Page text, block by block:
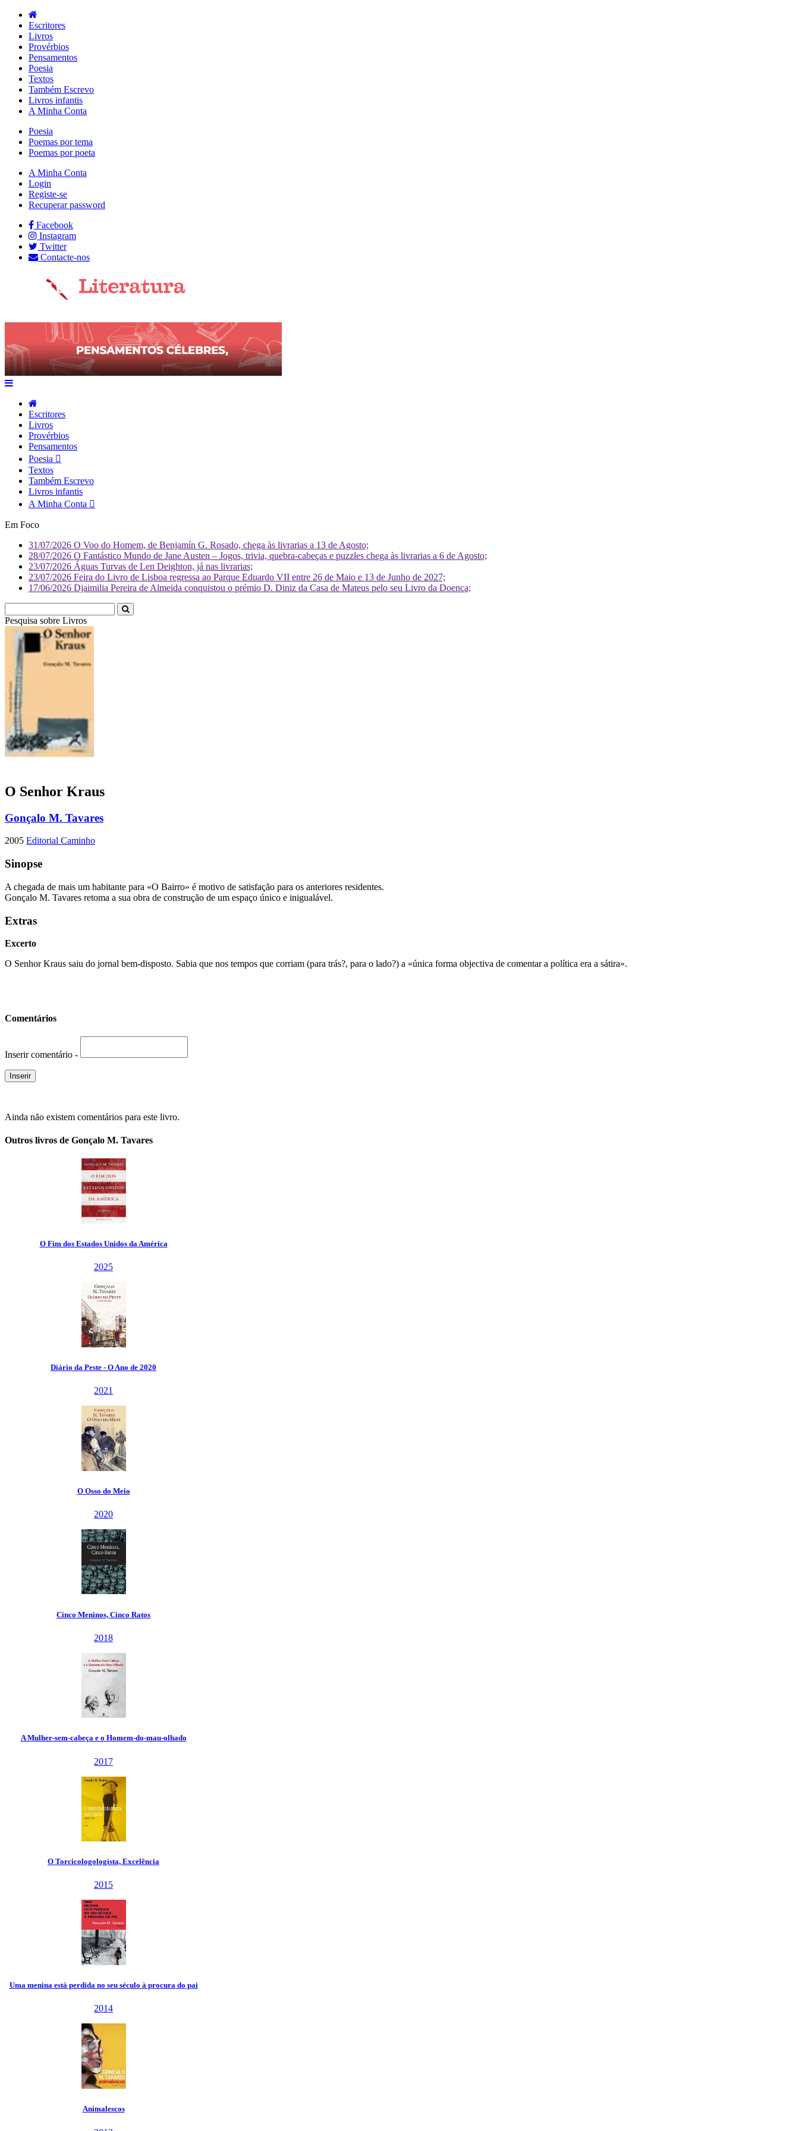
Escritores
Livros
Provérbios
Pensamentos
Poesia
Textos
Também Escrevo
Livros infantis
A Minha Conta
Poesia
Poemas por tema
Poemas por poeta
A Minha Conta
Login
Registe-se
Recuperar password
Facebook
Instagram
Twitter
Contacte-nos
Escritores
Livros
Provérbios
Pensamentos
Poesia
Textos
Também Escrevo
Livros infantis
A Minha Conta
Em Foco
31/07/2026 O Voo do Homem, de Benjamín G. Rosado, chega às livrarias a 13 de Agosto;
28/07/2026 O Fantástico Mundo de Jane Austen – Jogos, trivia, quebra-cabeças e puzzles chega às livrarias a 6 de Agosto;
23/07/2026 Águas Turvas de Len Deighton, já nas livrarias;
23/07/2026 Feira do Livro de Lisboa regressa ao Parque Eduardo VII entre 26 de Maio e 13 de Junho de 2027;
17/06/2026 Djaimilia Pereira de Almeida conquistou o prémio D. Diniz da Casa de Mateus pelo seu Livro da Doença;
Pesquisa sobre Livr
O Senhor Kraus
Gonçalo M. Tavares
2005 Editorial Caminho
Sinopse
A chegada de mais um habitante para «O Bairro» é motivo de satisfação para os anteriores residentes.
Gonçalo M. Tavares retoma a sua obra de construção de um espaço único e inigualável.
Extras
Excerto
O Senhor Kraus saiu do jornal bem-disposto. Sabia que nos tempos que corriam (para trás?, para o lado?) a «única forma objectiva de comentar a política era a sátira».
Comentários
Inserir comentário -
Ainda não existem comentários para este livro.
Outros livros de Gonçalo M. Tavares
O Fim dos Estados Unidos da América
2025
Diário da Peste - O Ano de 2020
2021
O Osso do Meio
2020
Cinco Meninos, Cinco Ratos
2018
A Mulher-sem-cabeça e o Homem-do-mau-olhado
2017
O Torcicologologista, Excelência
2015
Uma menina está perdida no seu século à procura do pai
2014
Animalescos